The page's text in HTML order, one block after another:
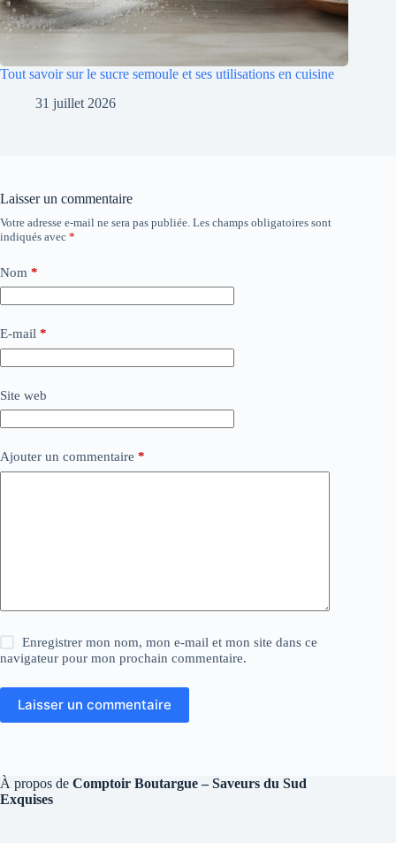
Tout savoir sur le sucre semoule et ses utilisations en cuisine
31 juillet 2026
Laisser un commentaire
Votre adresse e-mail ne sera pas publiée. Les champs obligatoires sont
indiqués avec *
Nom *
E-mail *
Site web
Ajouter un commentaire *
Enregistrer mon nom, mon e-mail et mon site dans ce
navigateur pour mon prochain commentaire.
Laisser un commentaire
À propos de Comptoir Boutargue – Saveurs du Sud
Exquises